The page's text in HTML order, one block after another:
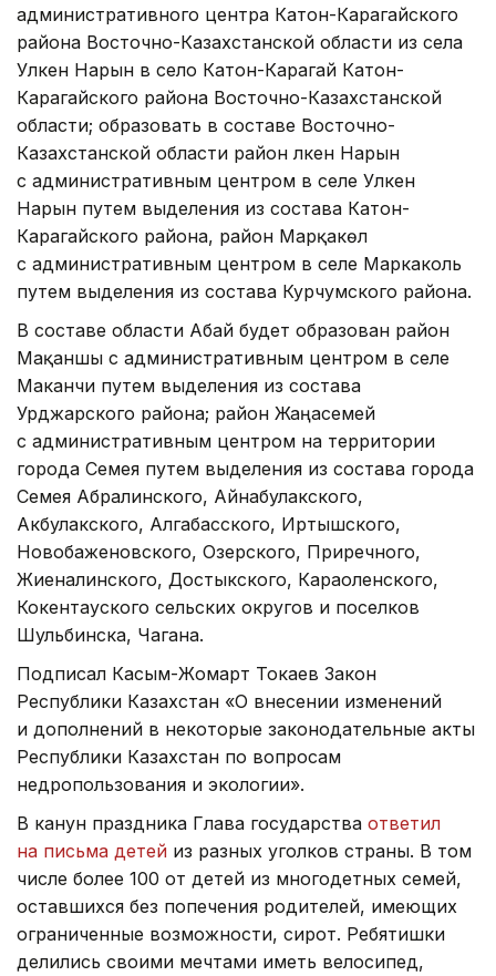
административного центра Катон-Карагайского
района Восточно-Казахстанской области из села
Улкен Нарын в село Катон-Карагай Катон-
Карагайского района Восточно-Казахстанской
области; образовать в составе Восточно-
Казахстанской области район Үлкен Нарын
с административным центром в селе Улкен
Нарын путем выделения из состава Катон-
Карагайского района, район Марқакөл
с административным центром в селе Маркаколь
путем выделения из состава Курчумского района.
В составе области Абай будет образован район
Мақаншы с административным центром в селе
Маканчи путем выделения из состава
Урджарского района; район Жаңасемей
с административным центром на территории
города Семея путем выделения из состава города
Семея Абралинского, Айнабулакского,
Акбулакского, Алгабасского, Иртышского,
Новобаженовского, Озерского, Приречного,
Жиеналинского, Достыкского, Караоленского,
Кокентауского сельских округов и поселков
Шульбинска, Чагана.
Подписал Касым-Жомарт Токаев Закон
Республики Казахстан «О внесении изменений
и дополнений в некоторые законодательные акты
Республики Казахстан по вопросам
недропользования и экологии».
В канун праздника Глава государства ответил
на письма детей из разных уголков страны. В том
числе более 100 от детей из многодетных семей,
оставшихся без попечения родителей, имеющих
ограниченные возможности, сирот. Ребятишки
делились своими мечтами иметь велосипед,